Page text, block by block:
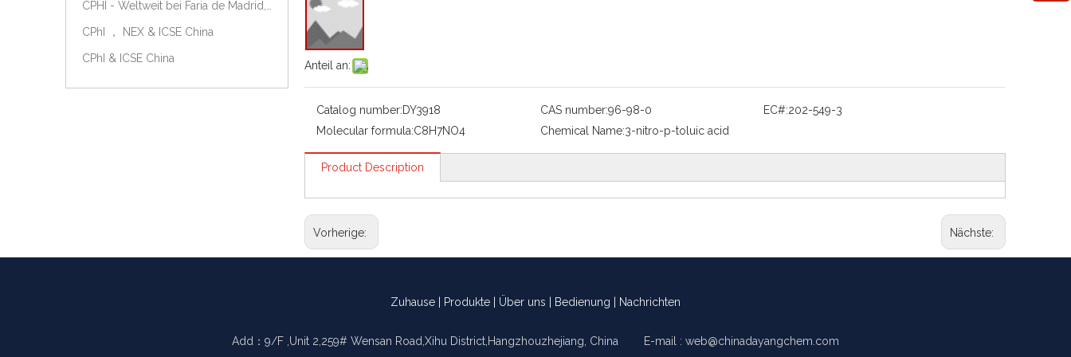
CPhI ， NEX & ICSE China
CPhI & ICSE China
Anteil an:
Catalog number:DY3918 CAS number:96-98-0 EC#:202-549-3
Molecular formula:C8H7NO4 Chemical Name:3-nitro-p-toluic acid
Product Description
Vorherige: Nächste:
Zuhause Produkte Über uns Bedienung Nachrichten
Add：9/F ,Unit 2,259# Wensan Road,Xihu District,Hangzhouzhejiang, China E-mail : web@chinadayangchem.com